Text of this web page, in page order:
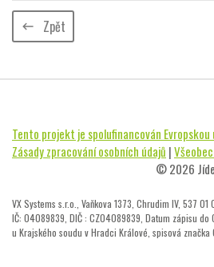
keyboard_backspace Zpět
Tento projekt je spolufinancován Evropskou
Zásady zpracování osobních údajů |
© 2026
VX Systems s.r.o., Vaňkova 1373, Chrudim IV, 537 01
IČ: 04089839, DIČ : CZ04089839, Datum zápisu do
u Krajského soudu v Hradci Králové, spisová značka